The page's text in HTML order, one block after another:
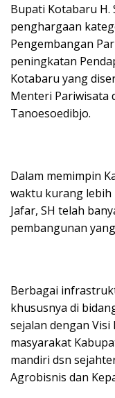
Bupati Kotabaru H.
penghargaan
Pengembangan
peningkatan
Kotabaru yang
Menteri Pariwisata
Tanoesoedibjo.
Dalam memimpin
waktu kurang lebih
Jafar, SH telah
pembangunan
Berbagai
khususnya di
sejalan dengan
masyarakat
mandiri dsn
Agrobisnis dan